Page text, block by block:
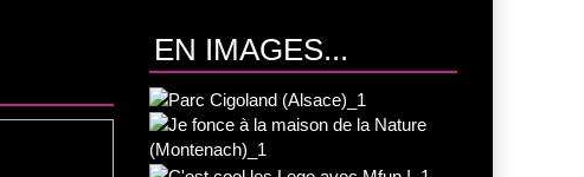
EN IMAGES...